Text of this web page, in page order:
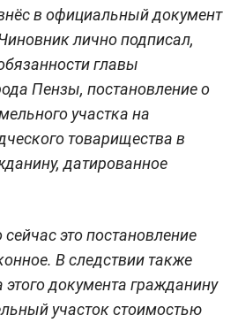
в официальный документ
лично подписал,
главы
Пензы, постановление о
участка на
товарищества в
датированное
сейчас это постановление
В следствии также
этого документа гражданину
участок стоимостью